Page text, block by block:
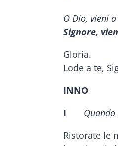
O Dio, vieni
Signore,
Gloria.
Lode a te,
INNO
I
Ristorate le